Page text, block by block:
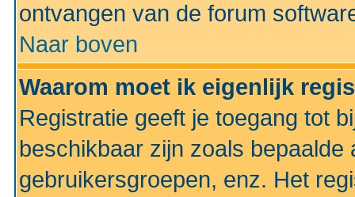
ontvangen van de forum
Naar boven
Waarom moet ik eigenlijk
Registratie geeft je toegang tot
beschikbaar zijn zoals
gebruikersgroepen, enz. Het